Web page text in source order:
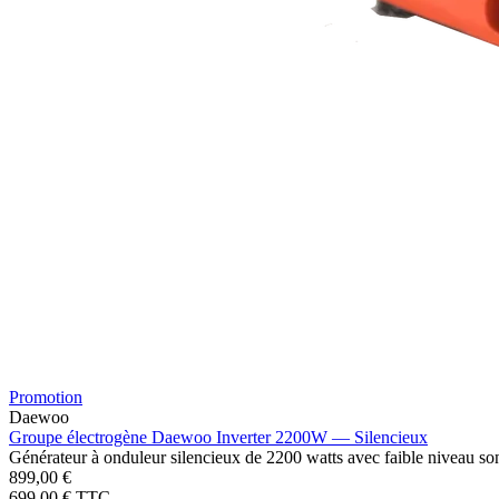
Promotion
Daewoo
Groupe électrogène Daewoo Inverter 2200W — Silencieux
Générateur à onduleur silencieux de 2200 watts avec faible niveau
899,00 €